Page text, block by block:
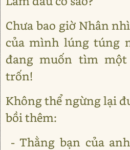
Chưa bao giờ Nhân
của mình lúng túng
đang muốn tìm
trốn!
Không thể ngừng lại
bồi thêm:
- Thằng bạn của